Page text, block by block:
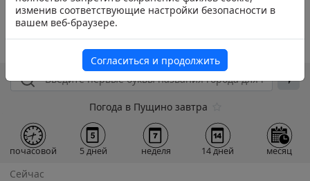
Погода в Пущино завтра
почасовой 5 дней неделя 14 дней месяц
Сейчас
изменив соответствующие настройки безопасности в
вашем веб-браузере.
Согласиться и продолжить